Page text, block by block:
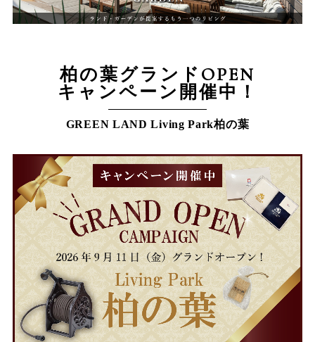
柏の葉グランドOPEN
キャンペーン開催中！
GREEN LAND Living Park柏の葉